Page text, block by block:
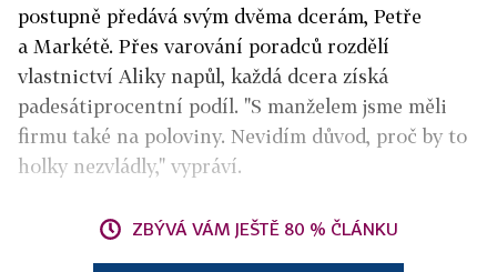
postupně předává svým dvěma dcerám, Petře
a Markétě. Přes varování poradců rozdělí
vlastnictví Aliky napůl, každá dcera získá
padesátiprocentní podíl. "S manželem jsme měli
firmu také na poloviny. Nevidím důvod, proč by to
holky nezvládly," vypráví.
ZBÝVÁ VÁM JEŠTĚ 80 % ČLÁNKU